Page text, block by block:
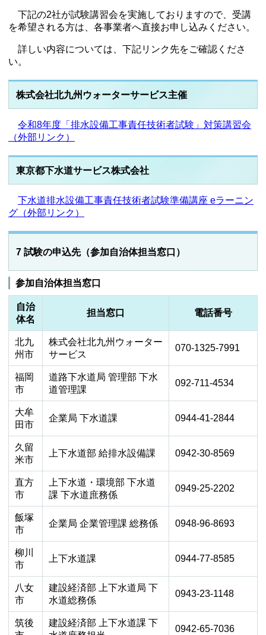
下記の2社が試験講習会を実施しておりますので、受講
を希望される方は、各事業者へ直接お申し込みください。
詳しい内容については、下記リンク先をご確認くださ
い。
株式会社北九州ウォーターサービス主催
令和8年度「排水設備工事責任技術者試験」対策講習会
（外部リンク）
東京都下水道サービス株式会社
下水道排水設備工事責任技術者試験準備講座 eラーニン
グ（外部リンク）
7 試験の申込先（参加自治体担当窓口）
参加自治体担当窓口
自治
体名
担当窓口 電話番号
北九
州市
株式会社北九州ウォーター
サービス
070-1325-7991
福岡
市
道路下水道局 管理部 下水
道管理課
092-711-4534
大牟
田市
企業局 下水道課 0944-41-2844
久留
米市
上下水道部 給排水設備課 0942-30-8569
直方
市
上下水道・環境部 下水道
課 下水道庶務係
0949-25-2202
飯塚
市
企業局 企業管理課 総務係 0948-96-8693
柳川
市
上下水道課 0944-77-8585
八女
市
建設経済部 上下水道局 下
水道総務係
0943-23-1148
筑後
建設経済部 上下水道課 下
0942-65-7036